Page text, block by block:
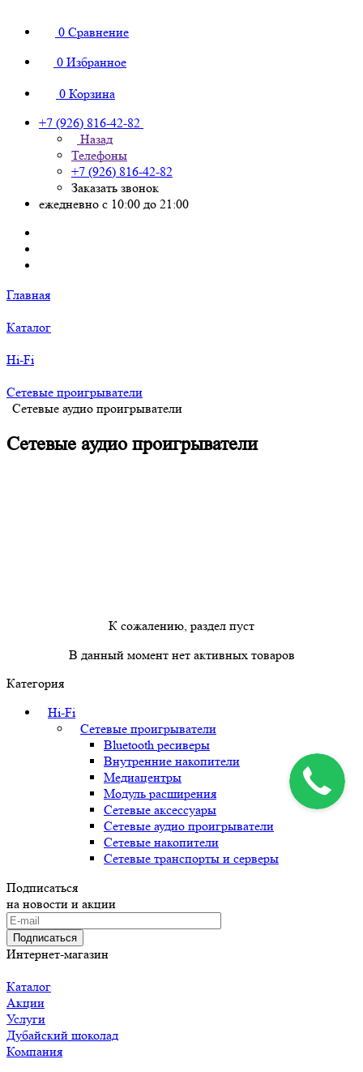
0 Сравнение
0 Избранное
0 Корзина
+7 (926) 816-42-82
Назад
Телефоны
+7 (926) 816-42-82
Заказать звонок
ежедневно с 10:00 до 21:00
Главная
Каталог
Hi-Fi
Сетевые проигрыватели
Сетевые аудио проигрыватели
Сетевые аудио проигрыватели
К сожалению, раздел пуст
В данный момент нет активных товаров
Категория
Hi-Fi
Сетевые проигрыватели
Bluetooth ресиверы
Внутренние накопители
Медиацентры
Модуль расширения
Сетевые аксессуары
Сетевые аудио проигрыватели
Сетевые накопители
Сетевые транспорты и серверы
Подписаться
на новости и акции
Подписаться
Интернет-магазин
Каталог
Акции
Услуги
Дубайский шоколад
Компания